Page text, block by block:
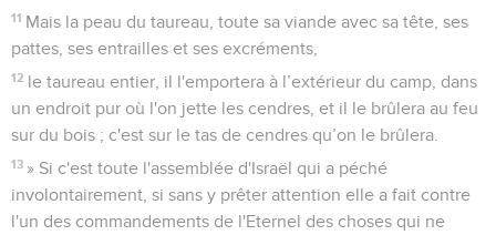
11 Mais la peau du taureau, toute sa viande avec sa tête, ses
pattes, ses entrailles et ses excréments,
12
le taureau entier, il l'emportera à l’extérieur du camp, dans
un endroit pur où l'on jette les cendres, et il le brûlera au feu
sur du bois ; c'est sur le tas de cendres qu’on le brûlera.
13 » Si c'est toute l'assemblée d'Israël qui a péché
involontairement, si sans y prêter attention elle a fait contre
l'un des commandements de l'Eternel des choses qui ne